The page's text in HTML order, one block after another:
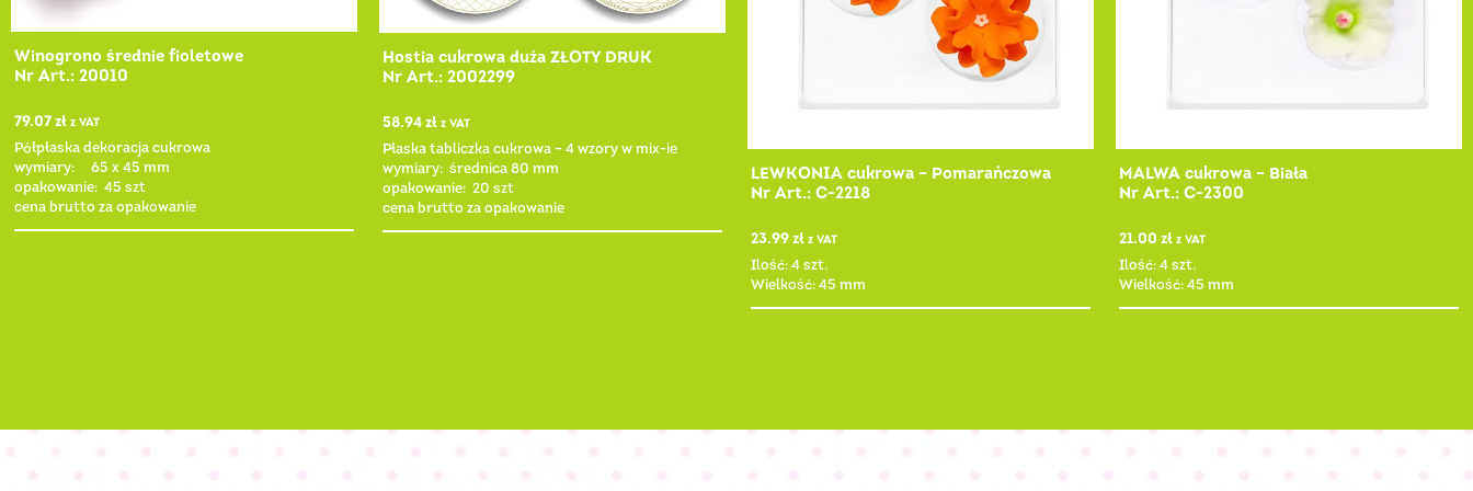
Winogrono średnie fioletowe
Nr Art.: 20010
79.07 zł z VAT
Półpłaska dekoracja cukrowa
wymiary: 65 x 45 mm
opakowanie: 45 szt
cena brutto za opakowanie
Hostia cukrowa duża ZŁOTY DRUK
Nr Art.: 2002299
58.94 zł z VAT
Płaska tabliczka cukrowa – 4 wzory w mix-ie
wymiary: średnica 80 mm
opakowanie: 20 szt
cena brutto za opakowanie
LEWKONIA cukrowa – Pomarańczowa
Nr Art.: C-2218
23.99 zł z VAT
Ilość: 4 szt.
Wielkość: 45 mm
MALWA cukrowa – Biała
Nr Art.: C-2300
21.00 zł z VAT
Ilość: 4 szt.
Wielkość: 45 mm